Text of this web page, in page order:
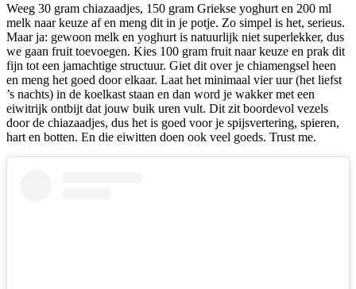
Weeg 30 gram chiazaadjes, 150 gram Griekse yoghurt en 200 ml
melk naar keuze af en meng dit in je potje. Zo simpel is het, serieus.
Maar ja: gewoon melk en yoghurt is natuurlijk niet superlekker, dus
we gaan fruit toevoegen. Kies 100 gram fruit naar keuze en prak dit
fijn tot een jamachtige structuur. Giet dit over je chiamengsel heen
en meng het goed door elkaar. Laat het minimaal vier uur (het liefst
’s nachts) in de koelkast staan en dan word je wakker met een
eiwitrijk ontbijt dat jouw buik uren vult. Dit zit boordevol vezels
door de chiazaadjes, dus het is goed voor je spijsvertering, spieren,
hart en botten. En die eiwitten doen ook veel goeds. Trust me.